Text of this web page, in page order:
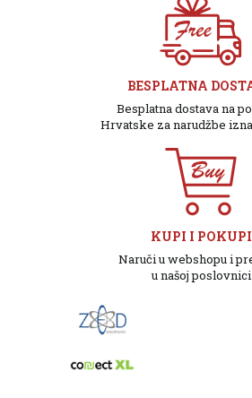
BESPLATNA
Besplatna dostava na
Hrvatske za narudžbe
KUPI I POKUPI
Naruči u webshopu i
u našoj poslovnici